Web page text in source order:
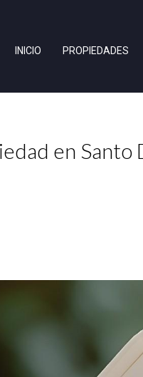
INICIO PROPIEDADES
en Santo